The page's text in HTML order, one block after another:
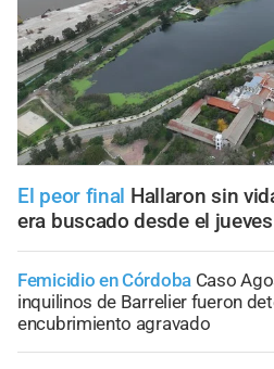
El peor final Hallaron sin
era buscado desde el
Femicidio en Córdoba Caso
inquilinos de Barrelier fueron
encubrimiento agravado